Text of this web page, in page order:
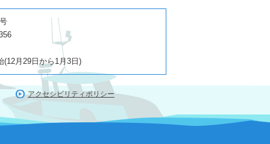
(12月29日から1月3日)
アクセシビリティポリシー